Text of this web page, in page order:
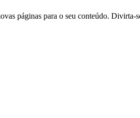
páginas para o seu conteúdo. Divirta-